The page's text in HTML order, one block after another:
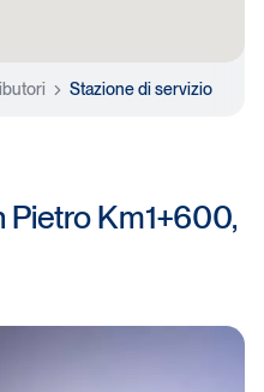
Stazione di servizio
Pietro Km1+600,